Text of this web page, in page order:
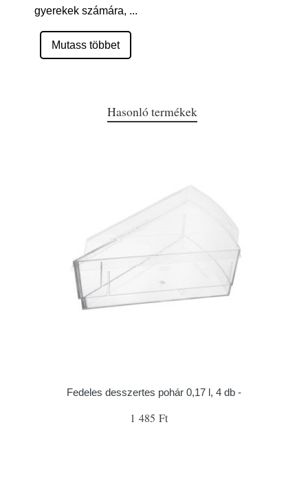
gyerekek számára, ...
Mutass többet
Hasonló termékek
Fedeles desszertes pohár 0,17 l, 4 db -
1 485 Ft